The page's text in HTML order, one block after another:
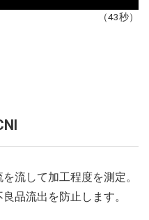
（43秒）
流して加工程度を測定。
品流出を防止します。